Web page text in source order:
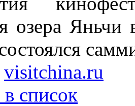
озера
visitchina.ru
список